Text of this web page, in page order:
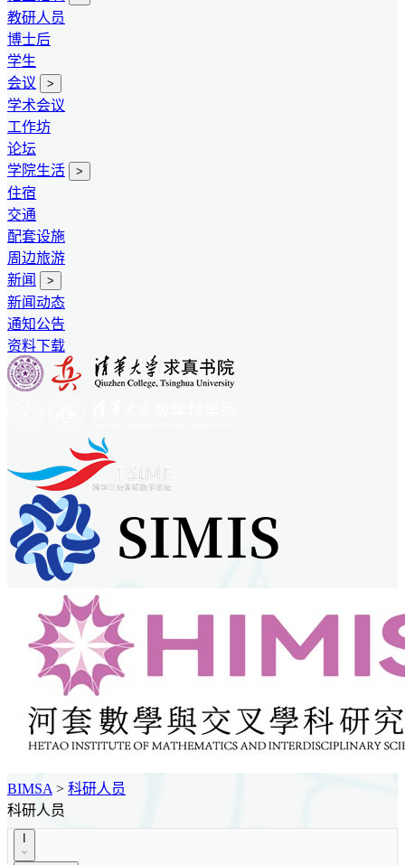
教研人员
博士后
学生
会议
>
学术会议
工作坊
论坛
学院生活
>
住宿
交通
配套设施
周边旅游
新闻
>
新闻动态
通知公告
资料下载
BIMSA > 科研人员
科研人员